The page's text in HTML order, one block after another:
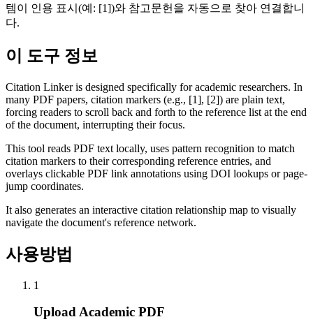
템이 인용 표시(예: [1])와 참고문헌을 자동으로 찾아 연결합니
다.
이 도구 정보
Citation Linker is designed specifically for academic researchers. In
many PDF papers, citation markers (e.g., [1], [2]) are plain text,
forcing readers to scroll back and forth to the reference list at the end
of the document, interrupting their focus.
This tool reads PDF text locally, uses pattern recognition to match
citation markers to their corresponding reference entries, and
overlays clickable PDF link annotations using DOI lookups or page-
jump coordinates.
It also generates an interactive citation relationship map to visually
navigate the document's reference network.
사용방법
1
Upload Academic PDF